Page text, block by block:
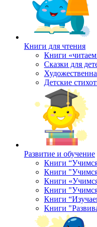
Книги для чтения
Книги
Сказки для
Детские
Развитие и обучение
Книги
Книги "Учимся
Книги
Книги
Книги
Книги